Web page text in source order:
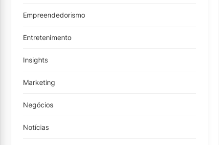
Empreendedorismo
Entretenimento
Insights
Marketing
Negócios
Notícias